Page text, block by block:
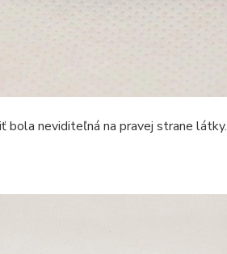
bola neviditeľná na pravej strane látky.